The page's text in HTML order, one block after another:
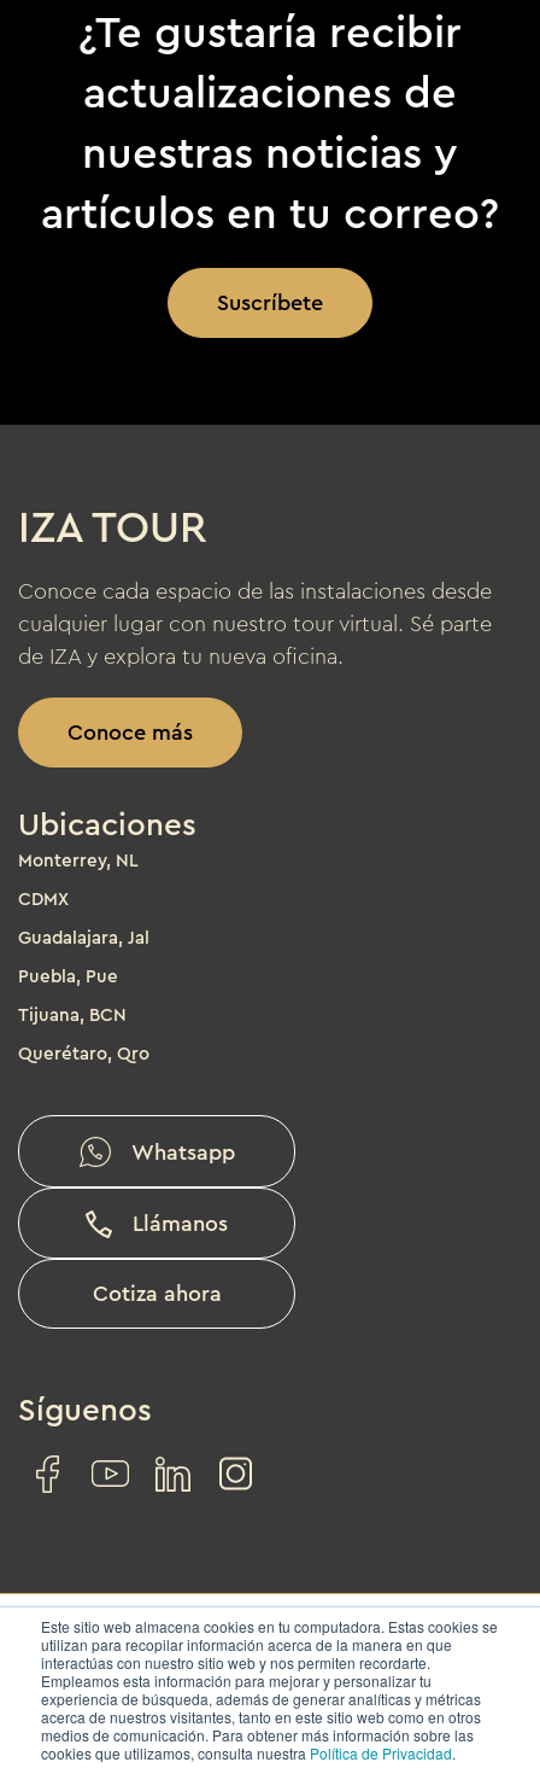
Este sitio web almacena cookies en tu computadora. Estas cookies se
utilizan para recopilar información acerca de la manera en que
interactúas con nuestro sitio web y nos permiten recordarte.
Empleamos esta información para mejorar y personalizar tu
experiencia de búsqueda, además de generar analíticas y métricas
acerca de nuestros visitantes, tanto en este sitio web como en otros
medios de comunicación. Para obtener más información sobre las
cookies que utilizamos, consulta nuestra Política de Privacidad.
¿Te gustaría recibir
actualizaciones de
nuestras noticias y
artículos en tu correo?
Suscríbete
IZA TOUR
Conoce cada espacio de las instalaciones desde
cualquier lugar con nuestro tour virtual. Sé parte
de IZA y explora tu nueva oficina.
Conoce más
Ubicaciones
Monterrey, NL
CDMX
Guadalajara, Jal
Puebla, Pue
Tijuana, BCN
Querétaro, Qro
Whatsapp
Llámanos
Cotiza ahora
Síguenos
© IZA. All rights reserved.
NosotrosSolucionesUbicacionesContacto